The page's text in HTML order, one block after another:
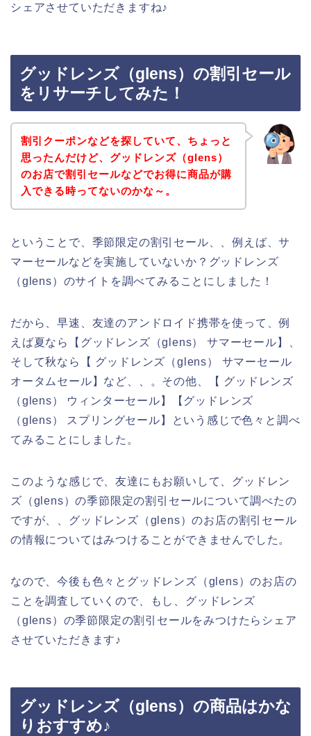
シェアさせていただきますね♪
グッドレンズ（glens）の割引セール
をリサーチしてみた！
割引クーポンなどを探していて、ちょっと
思ったんだけど、グッドレンズ（glens）
のお店で割引セールなどでお得に商品が購
入できる時ってないのかな～。
ということで、季節限定の割引セール、、例えば、サ
マーセールなどを実施していないか？グッドレンズ
（glens）のサイトを調べてみることにしました！
だから、早速、友達のアンドロイド携帯を使って、例
えば夏なら【グッドレンズ（glens） サマーセール】、
そして秋なら【 グッドレンズ（glens） サマーセール
オータムセール】など、、。その他、【 グッドレンズ
（glens） ウィンターセール】【グッドレンズ
（glens） スプリングセール】という感じで色々と調べ
てみることにしました。
このような感じで、友達にもお願いして、グッドレン
ズ（glens）の季節限定の割引セールについて調べたの
ですが、、グッドレンズ（glens）のお店の割引セール
の情報についてはみつけることができませんでした。
なので、今後も色々とグッドレンズ（glens）のお店の
ことを調査していくので、もし、グッドレンズ
（glens）の季節限定の割引セールをみつけたらシェア
させていただきます♪
グッドレンズ（glens）の商品はかな
りおすすめ♪